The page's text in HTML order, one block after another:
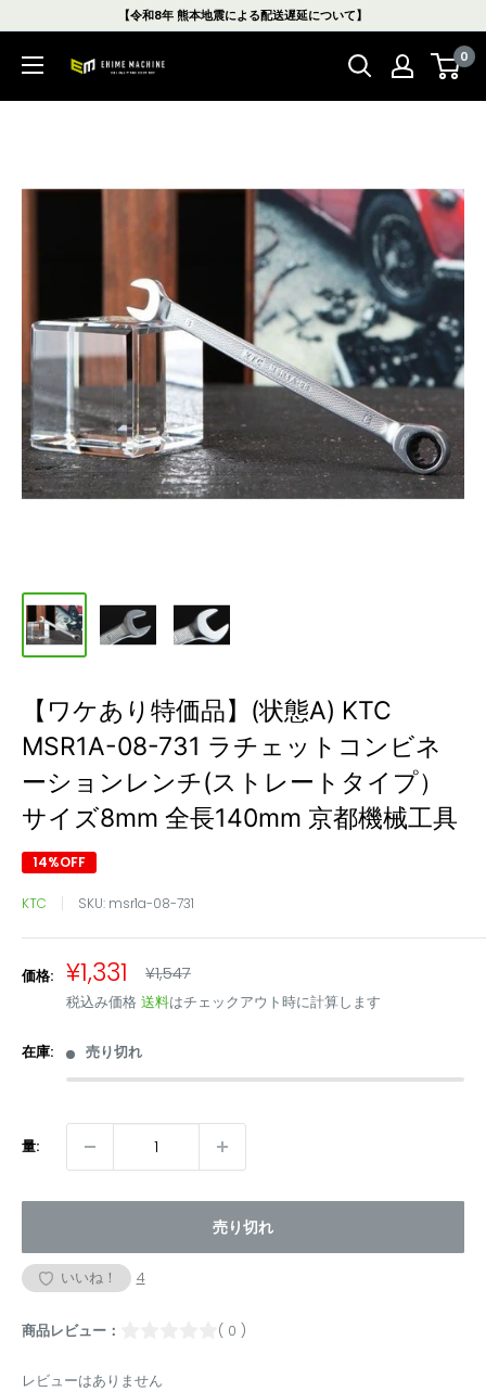
ン
【令和8年 熊本地震による配送遅延について】
エ
ン
0
【ワケあり特価品】(状態A) KTC
MSR1A-08-731 ラチェットコンビネ
ーションレンチ(ストレートタイプ）
サイズ8mm 全長140mm 京都機械工具
14%OFF
KTC SKU: msr1a-08-731
価格: 販
売
価
格
¥1,331 通
常
価
¥1,547
税込み価格 送料はチェックアウト時に計算します
在庫: 売り切れ
量:
売り切れ
いいね！ 4
商品レビュー： ( 0 )
レビューはありません